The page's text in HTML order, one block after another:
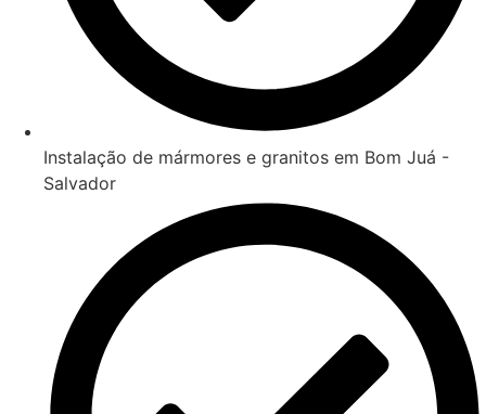
Instalação de mármores e granitos em Bom Juá -
Salvador